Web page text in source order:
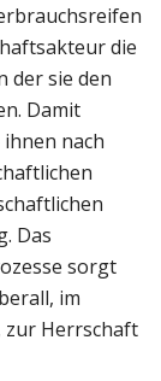
die
der sie den
Damit
nach
Das
sorgt
im
zur Herrschaft